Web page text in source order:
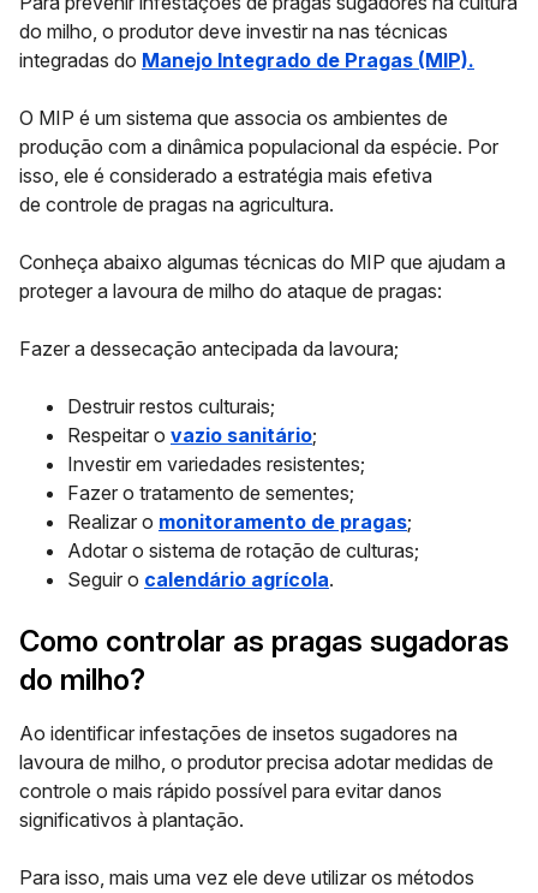
do milho, o produtor deve investir na nas técnicas
integradas do Manejo Integrado de Pragas (MIP).
O MIP é um sistema que associa os ambientes de
produção com a dinâmica populacional da espécie. Por
isso, ele é considerado a estratégia mais efetiva
de controle de pragas na agricultura.
Conheça abaixo algumas técnicas do MIP que ajudam a
proteger a lavoura de milho do ataque de pragas:
Fazer a dessecação antecipada da lavoura;
Destruir restos culturais;
Respeitar o vazio sanitário;
Investir em variedades resistentes;
Fazer o tratamento de sementes;
Realizar o monitoramento de pragas;
Adotar o sistema de rotação de culturas;
Seguir o calendário agrícola.
Como controlar as pragas sugadoras
do milho?
Ao identificar infestações de insetos sugadores na
lavoura de milho, o produtor precisa adotar medidas de
controle o mais rápido possível para evitar danos
significativos à plantação.
Para isso, mais uma vez ele deve utilizar os métodos